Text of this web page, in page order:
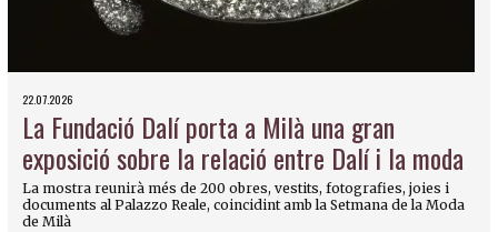
22.07.2026
La Fundació Dalí porta a Milà una gran
exposició sobre la relació entre Dalí i la moda
La mostra reunirà més de 200 obres, vestits, fotografies, joies i
documents al Palazzo Reale, coincidint amb la Setmana de la Moda
de Milà